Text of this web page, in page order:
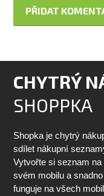
CHYTRÝ
SHOPPKA
Shopka je chytrý
sdílet nákupní
Vytvořte si seznam
svém mobilu a
funguje na všech